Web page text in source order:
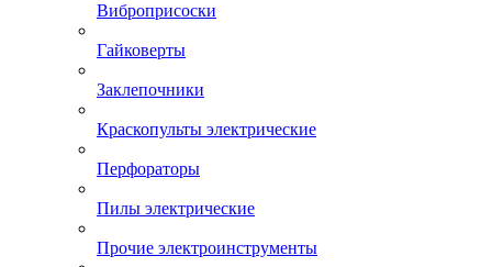
Виброприсоски
Гайковерты
Заклепочники
Краскопульты электрические
Перфораторы
Пилы электрические
Прочие электроинструменты